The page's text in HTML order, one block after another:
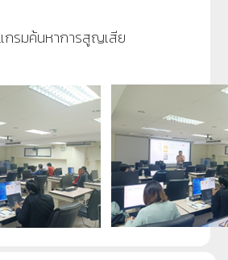
กรมค้นหาการสูญเสีย